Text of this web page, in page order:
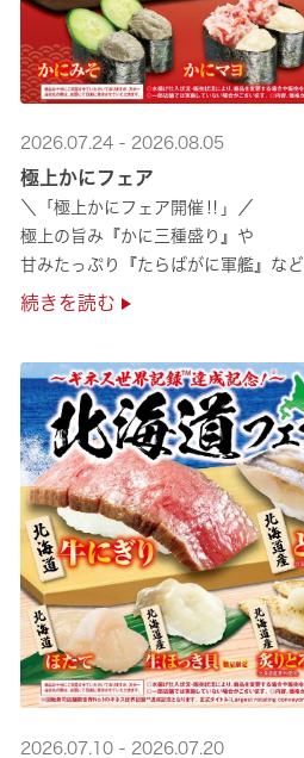
2026.07.24 - 2026.08.05
極上かにフェア
＼「極上かにフェア開催‼」／
極上の旨み『かに三種盛り』や
甘みたっぷり『たらばがに軍艦』など
絶品のかにを味わいつくせる！🦀
ぜひくら寿司へお越しください！✨
続きを読む
2026.07.10 - 2026.07.20